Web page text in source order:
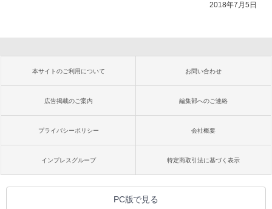
2018年7月5日
本サイトのご利用について お問い合わせ
広告掲載のご案内 編集部へのご連絡
プライバシーポリシー 会社概要
インプレスグループ 特定商取引法に基づく表示
PC版で見る